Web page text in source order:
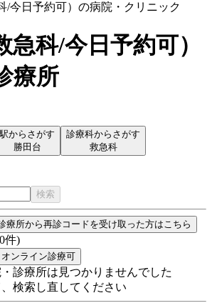
/今日予約可）の病院・クリニック
急科/今日予約可）
療所
駅からさがす
勝田台
診療科からさがす
救急科
検索
療所から再診コードを受け取った方はこちら
0件)
オンライン診療可
診療所は見つかりませんでした
検索し直してください